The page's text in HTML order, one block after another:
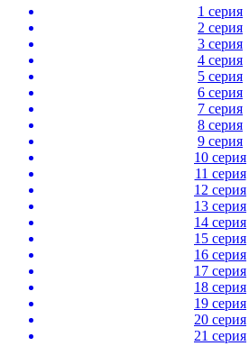
1 серия
2 серия
3 серия
4 серия
5 серия
6 серия
7 серия
8 серия
9 серия
10 серия
11 серия
12 серия
13 серия
14 серия
15 серия
16 серия
17 серия
18 серия
19 серия
20 серия
21 серия